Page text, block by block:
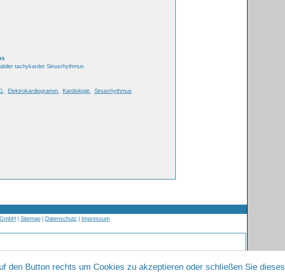
den Button rechts um Cookies zu akzeptieren oder schließen Sie dieses
tachykarder Sinusrhythmus
Elektrokardiogramm Kardiologie Sinusrhythmus
| Sitemap| Datenschutz | Impressum